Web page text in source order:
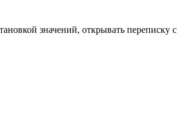
значений, открывать переписку с